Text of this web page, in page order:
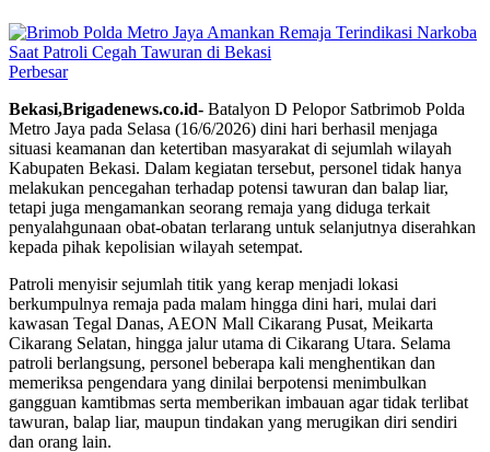
Perbesar
Bekasi,Brigadenews.co.id- Batalyon D Pelopor Satbrimob Polda
Metro Jaya pada Selasa (16/6/2026) dini hari berhasil menjaga
situasi keamanan dan ketertiban masyarakat di sejumlah wilayah
Kabupaten Bekasi. Dalam kegiatan tersebut, personel tidak hanya
melakukan pencegahan terhadap potensi tawuran dan balap liar,
tetapi juga mengamankan seorang remaja yang diduga terkait
penyalahgunaan obat-obatan terlarang untuk selanjutnya diserahkan
kepada pihak kepolisian wilayah setempat.
Patroli menyisir sejumlah titik yang kerap menjadi lokasi
berkumpulnya remaja pada malam hingga dini hari, mulai dari
kawasan Tegal Danas, AEON Mall Cikarang Pusat, Meikarta
Cikarang Selatan, hingga jalur utama di Cikarang Utara. Selama
patroli berlangsung, personel beberapa kali menghentikan dan
memeriksa pengendara yang dinilai berpotensi menimbulkan
gangguan kamtibmas serta memberikan imbauan agar tidak terlibat
tawuran, balap liar, maupun tindakan yang merugikan diri sendiri
dan orang lain.